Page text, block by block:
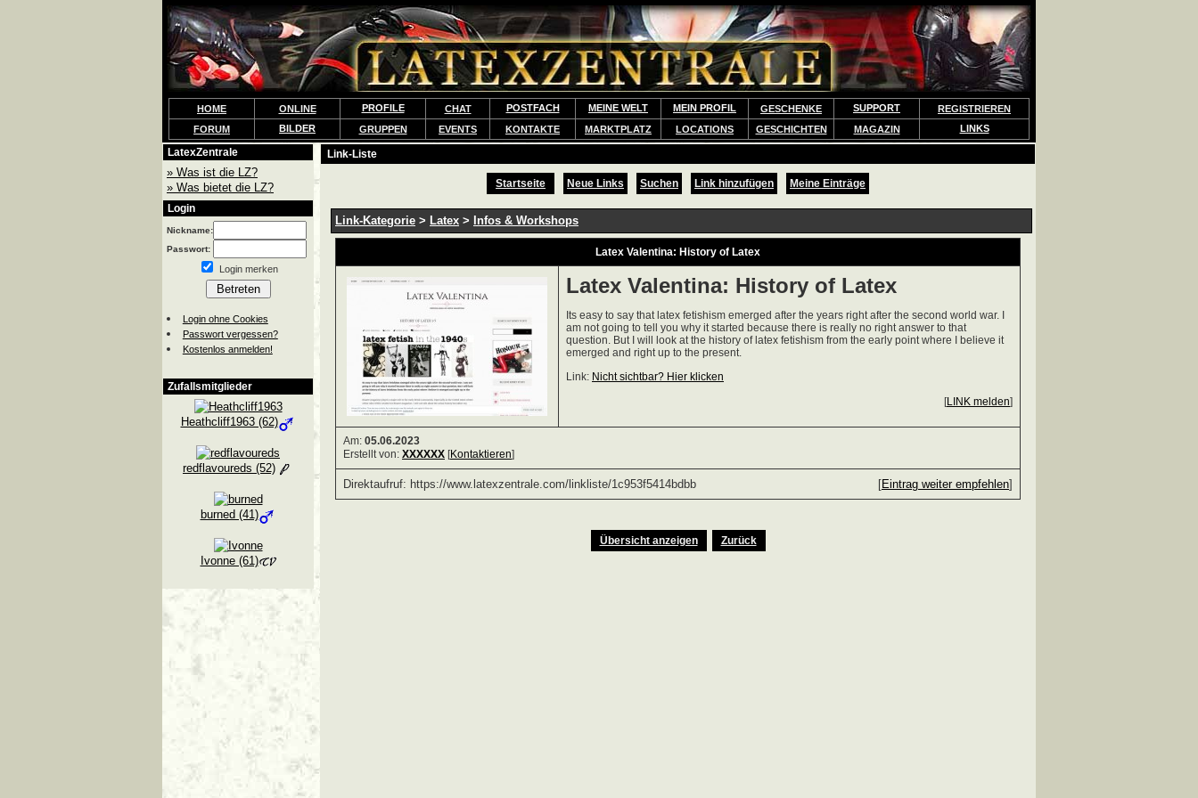
HOME ONLINE PROFILE CHAT POSTFACH MEINE WELT MEIN PROFIL GESCHENKE SUPPORT
REGISTRIEREN
FORUM
BILDER GRUPPEN EVENTS KONTAKTE MARKTPLATZ LOCATIONS GESCHICHTEN MAGAZIN LINKS
LatexZentrale
» Was ist die LZ?
» Was bietet die LZ?
Login
Nickname:
Passwort:
Login merken
Login ohne Cookies
Passwort vergessen?
Kostenlos anmelden!
Zufallsmitglieder
Heathcliff1963 (62)
redflavoureds (52)
burned (41)
Ivonne (61)
Link-Liste
Startseite Neue Links Suchen Link hinzufügen Meine Einträge
Link-Kategorie > Latex > Infos & Workshops
Latex Valentina: History of Latex
Latex Valentina: History of Latex
Its easy to say that latex fetishism emerged after the years right after the second world war. I
am not going to tell you why it started because there is really no right answer to that
question. But I will look at the history of latex fetishism from the early point where I believe it
emerged and right up to the present.
Link: Nicht sichtbar? Hier klicken
[LINK melden]
Am: 05.06.2023
Erstellt von: XXXXXX [Kontaktieren]
Direktaufruf: https://www.latexzentrale.com/linkliste/1c953f5414bdbb [Eintrag weiter empfehlen]
Übersicht anzeigen Zurück